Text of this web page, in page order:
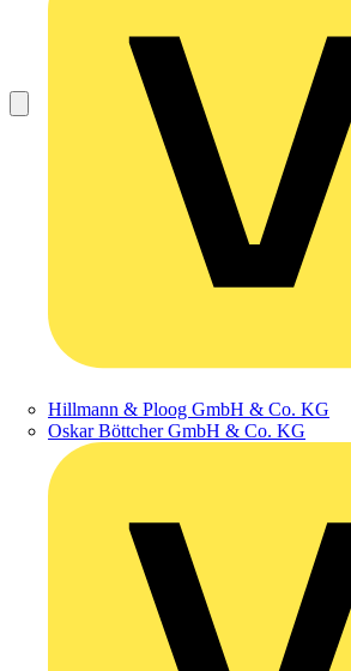
Hillmann & Ploog GmbH & Co. KG
Oskar Böttcher GmbH & Co. KG